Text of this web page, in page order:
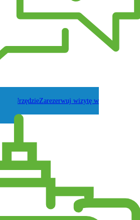
Zarezerwuj wizytę w